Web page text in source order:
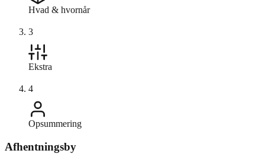
Hvad & hvornår
3
Ekstra
4
Opsummering
Afhentningsby